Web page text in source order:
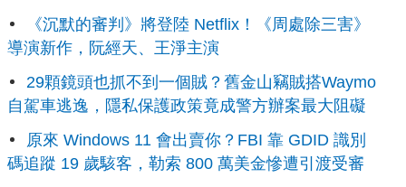
《沉默的審判》將登陸 Netflix！《周處除三害》
導演新作，阮經天、王淨主演
29顆鏡頭也抓不到一個賊？舊金山竊賊搭Waymo
自駕車逃逸，隱私保護政策竟成警方辦案最大阻礙
原來 Windows 11 會出賣你？FBI 靠 GDID 識別
碼追蹤 19 歲駭客，勒索 800 萬美金慘遭引渡受審